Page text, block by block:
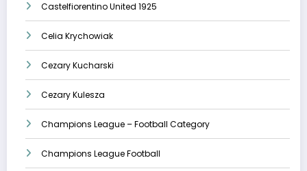
Castelfiorentino United 1925
Celia Krychowiak
Cezary Kucharski
Cezary Kulesza
Champions League – Football Category
Champions League Football